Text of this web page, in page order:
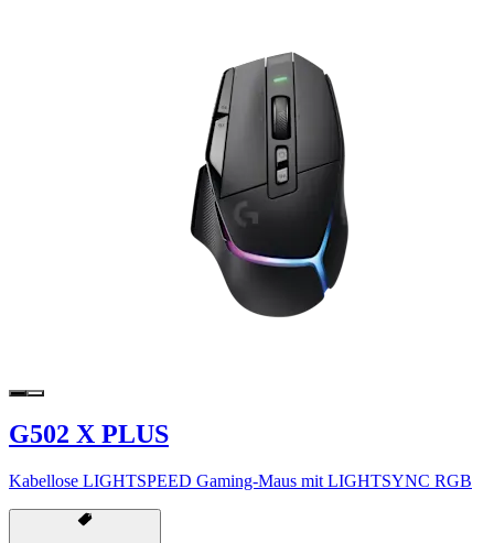
G502 X PLUS
Kabellose LIGHTSPEED Gaming-Maus mit LIGHTSYNC RGB